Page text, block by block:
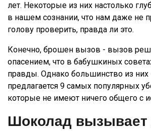
лет. Некоторые из них настолько
в нашем сознании, что нам даже не
голову проверить, правда ли это.
Конечно, брошен вызов - вызов
опасением, что в бабушкиных
правды. Однако большинство из
предлагается 9 самых популярных
которые не имеют ничего общего с
Шоколад